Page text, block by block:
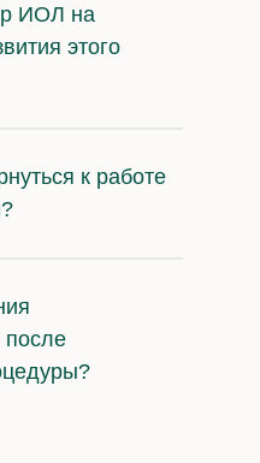
ИОЛ на
этого
к работе